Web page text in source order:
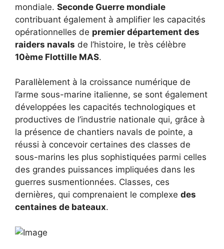
mondiale. Seconde Guerre mondiale
contribuant également à amplifier les capacités
opérationnelles de premier département des
raiders navals de l’histoire, le très célèbre
10ème Flottille MAS.
Parallèlement à la croissance numérique de
l’arme sous-marine italienne, se sont également
développées les capacités technologiques et
productives de l’industrie nationale qui, grâce à
la présence de chantiers navals de pointe, a
réussi à concevoir certaines des classes de
sous-marins les plus sophistiquées parmi celles
des grandes puissances impliquées dans les
guerres susmentionnées. Classes, ces
dernières, qui comprenaient le complexe des
centaines de bateaux.